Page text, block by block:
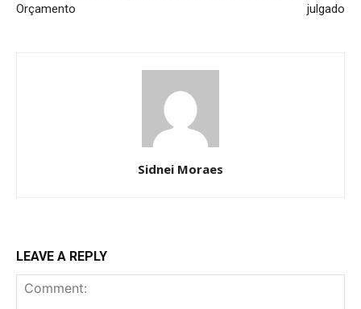
Orçamento
julgado
Sidnei Moraes
LEAVE A REPLY